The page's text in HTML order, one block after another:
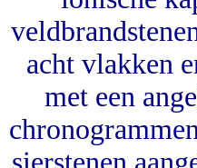
acht vlakken
met een